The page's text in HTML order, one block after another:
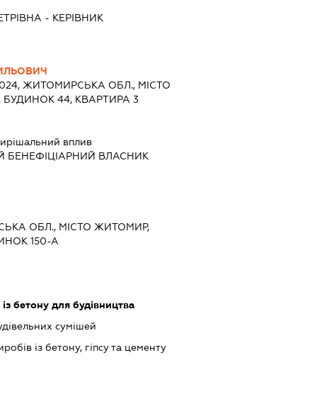
- КЕРІВНИК
ЖИТОМИРСЬКА ОБЛ., МІСТО
44, КВАРТИРА 3
вплив
БЕНЕФІЦІАРНИЙ ВЛАСНИК
ОБЛ., МІСТО ЖИТОМИР,
150-А
бетону для будівництва
сумішей
із бетону, гіпсу та цементу